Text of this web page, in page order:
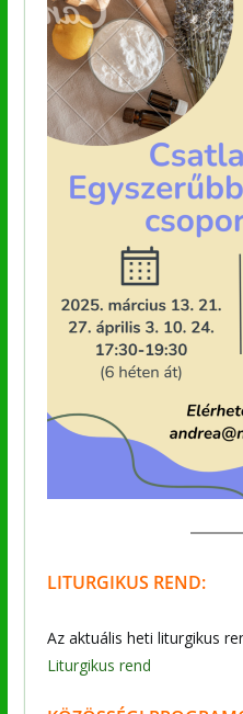
LITURGIKUS REND:
Az aktuális heti liturgikus
Liturgikus rend